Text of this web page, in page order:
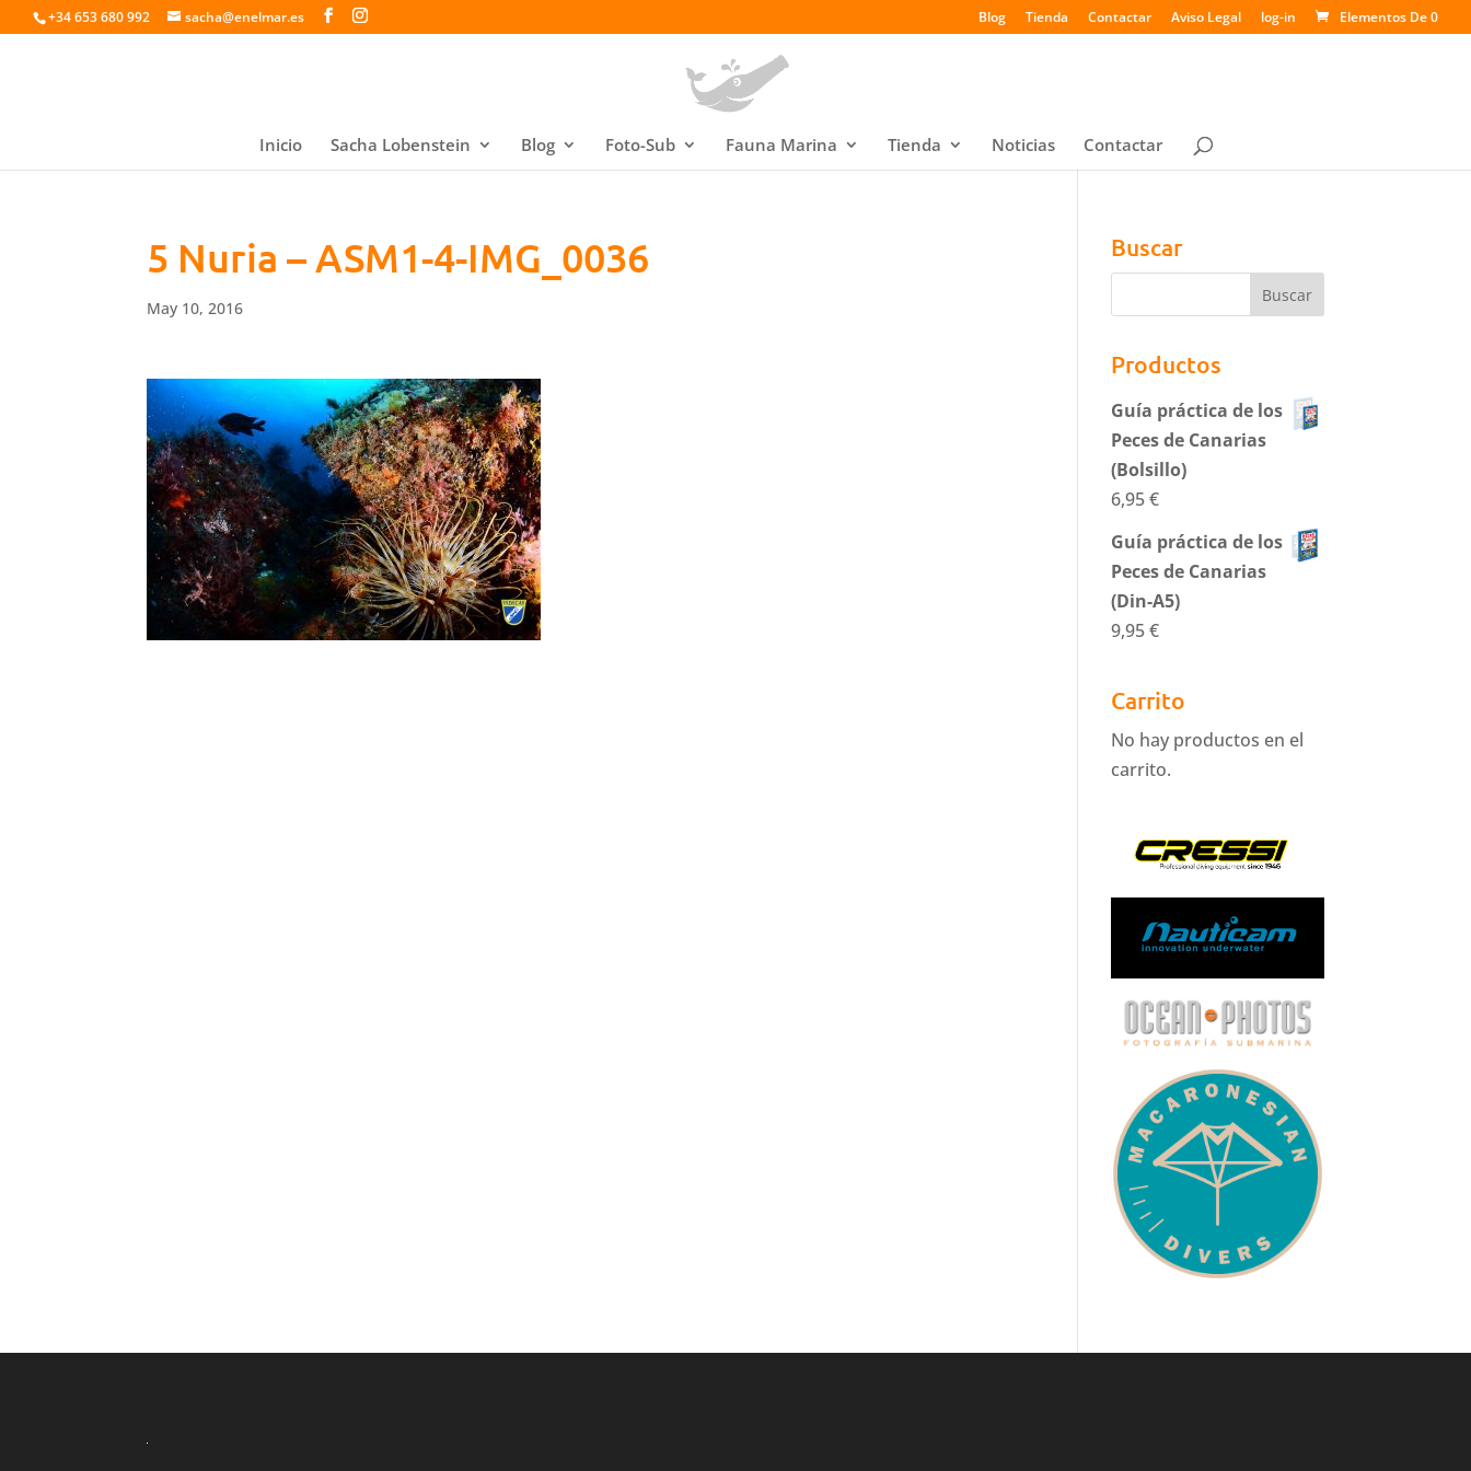
+34 653 680 992 sacha@enelmar.es Blog Tienda Contactar Aviso Legal log-in Elementos De 0
Inicio Sacha Lobenstein Blog Foto-Sub Fauna Marina Tienda Noticias Contactar
5 Nuria – ASM1-4-IMG_0036
May 10, 2016
Buscar
Productos
Guía práctica de los
Peces de Canarias
(Bolsillo)
6,95€
Guía práctica de los
Peces de Canarias
(Din-A5)
9,95€
Carrito
No hay productos en el
carrito.